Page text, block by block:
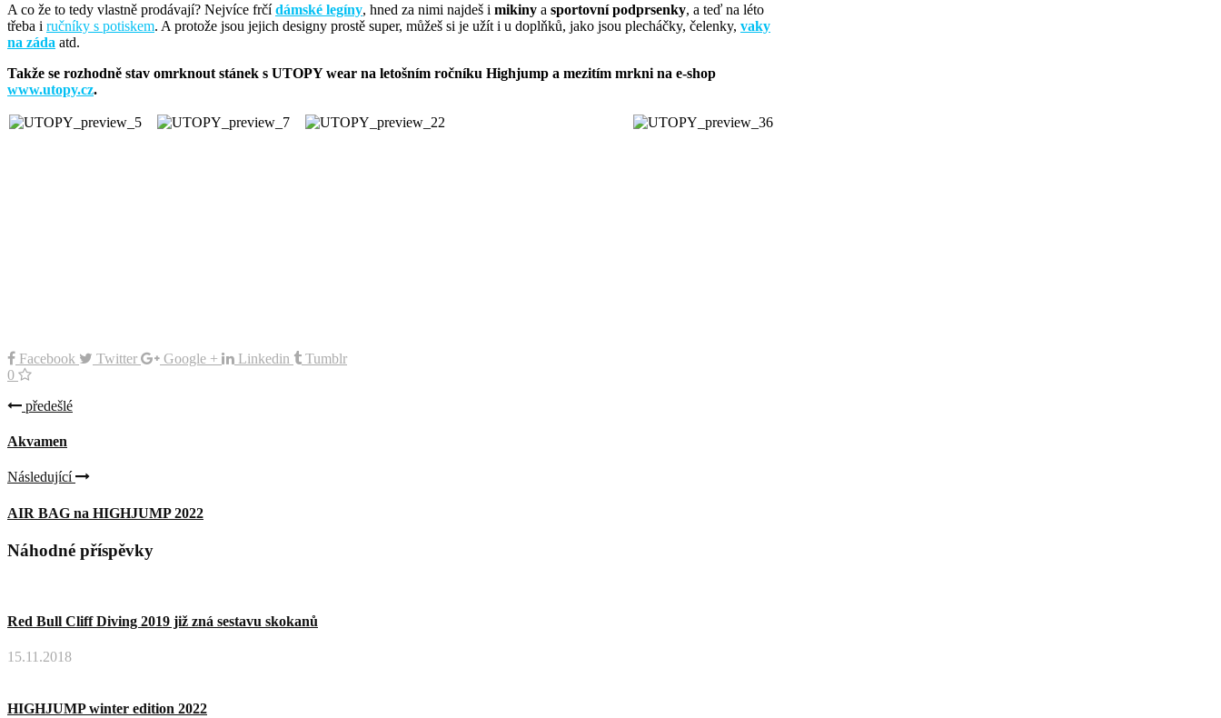
A co že to tedy vlastně prodávají? Nejvíce frčídámské legíny, hned za nimi najdeš i mikiny a sportovní podprsenky, a teď na léto
třeba i ručníky s potiskem. A protože jsou jejich designy prostě super, můžeš si je užít i u doplňků, jako jsou plecháčky, čelenky, vaky
na záda atd.
Takže se rozhodně stav omrknout stánek s UTOPY wear na letošním ročníku Highjump a mezitím mrkni na e-shop
www.utopy.cz.
Facebook Twitter Google + Linkedin
Tumblr
0
předešlé
Akvamen
Následující
AIR BAG na HIGHJUMP 2022
Náhodné příspěvky
Red Bull Cliff Diving 2019 již zná sestavu skokanů
15.11.2018
HIGHJUMP winter edition 2022